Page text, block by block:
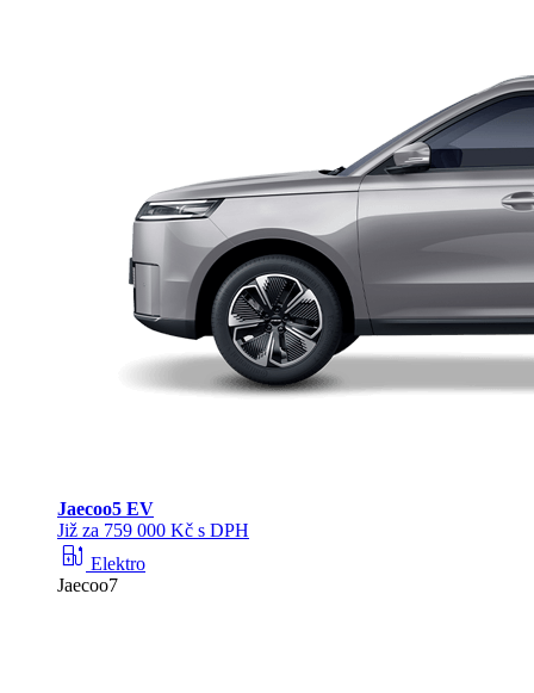
Jaecoo5 EV
Již za 759 000 Kč s DPH
ev_station Elektro
Jaecoo7